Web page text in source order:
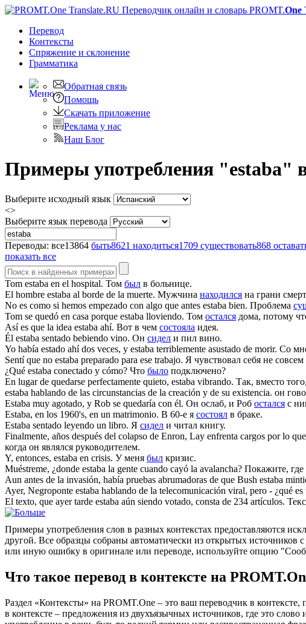
PROMT.One
Перевод
Контексты
Спряжение и склонение
Грамматика
Обратная связь
Помощь
Скачать приложение
Реклама у нас
Наш Блог
Примеры употребления "estaba"
Выберите исходный язык
<>
Выберите язык перевода
Переводы: все13864 быть8621 находиться1709 существовать868
показать все
Tom estaba en el hospital. Том был в больнице.
El hombre estaba al borde de la muerte. Мужчина находился на грани
No es como si hemos empezado con algo que antes estaba bien. Проблема
Tom se quedó en casa porque estaba lloviendo. Том остался дома, потому
Así es que la idea estaba ahí. Вот в чем состояла идея.
Él estaba sentado bebiendo vino. Он сидел и пил вино.
Yo había estado ahí dos veces, y estaba terriblemente asustado de morir. Со
Sentí que no estaba preparado para ese trabajo. Я чувствовал себя не совсем
¿Qué estaba conectado y cómo? Что было подключено?
En lugar de quedarse perfectamente quieto, estaba vibrando. Так, вместо
estaba hablando de las circunstancias de la creación y de su existencia. он
Estaba muy agotado, y Rob se quedaría con él. Он ослаб, и Роб остался с
Estaba, en los 1960's, en un matrimonio. В 60-е я состоял в браке.
Estaba sentado leyendo un libro. Я сидел и читал книгу.
Finalmente, años después del colapso de Enron, Lay enfrenta cargos por lo
когда он являлся руководителем.
Y, entonces, estaba en crisis. У меня был кризис.
Muéstreme, ¿donde estaba la gente cuando cayó la avalancha? Покажите, где
Aun antes de la invasión, había pruebas abrumadoras de que Bush estaba
Ayer, Negroponte estaba hablando de la telecomunicación viral, pero - ¿qué es
El texto, que ayer tarde estaba aún siendo votado, consta de 234 artículos.
Примеры употребления слов в разных контекстах предоставляются
другой. Все образцы собраны автоматически из открытых
или иную ошибку в оригинале или переводе, используйте опцию
Что такое перевод в контексте на
Раздел «Контексты» на PROMT.One – это ваш переводчик в
в контексте – предложения из двухъязычных источников, где это